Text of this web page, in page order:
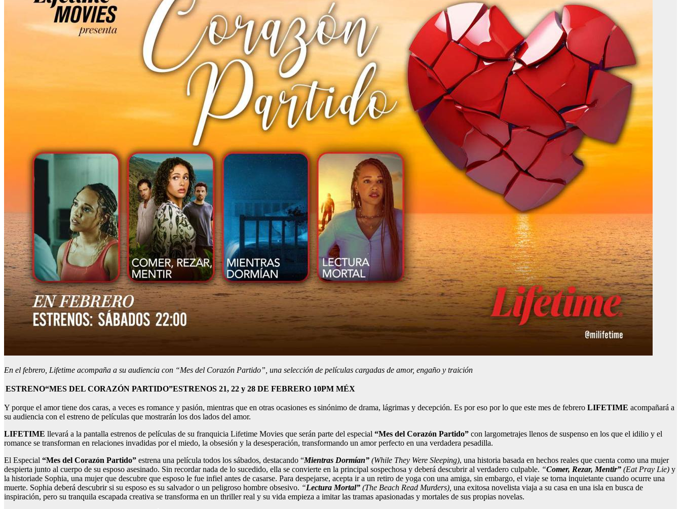
En el febrero, Lifetime acompaña a su audiencia con “Mes del Corazón Partido”, una selección de películas cargadas de amor, engaño y traición
ESTRENO“MES DEL CORAZÓN PARTIDO”ESTRENOS 21, 22 y 28 DE FEBRERO 10PM MÉX
Y porque el amor tiene dos caras, a veces es romance y pasión, mientras que en otras ocasiones es sinónimo de drama, lágrimas y decepción. Es por eso por lo que este mes de febrero LIFETIME acompañará a
su audiencia con el estreno de películas que mostrarán los dos lados del amor.
LIFETIME llevará a la pantalla estrenos de películas de su franquicia Lifetime Movies que serán parte del especial “Mes del Corazón Partido” con largometrajes llenos de suspenso en los que el idilio y el
romance se transforman en relaciones invadidas por el miedo, la obsesión y la desesperación, transformando un amor perfecto en una verdadera pesadilla.
El Especial “Mes del Corazón Partido” estrena una película todos los sábados, destacando “Mientras Dormían” (While They Were Sleeping), una historia basada en hechos reales que cuenta como una mujer
despierta junto al cuerpo de su esposo asesinado. Sin recordar nada de lo sucedido, ella se convierte en la principal sospechosa y deberá descubrir al verdadero culpable. “Comer, Rezar, Mentir” (Eat Pray Lie) y
la historiade Sophia, una mujer que descubre que esposo le fue infiel antes de casarse. Para despejarse, acepta ir a un retiro de yoga con una amiga, sin embargo, el viaje se torna inquietante cuando ocurre una
muerte. Sophia deberá descubrir si su esposo es su salvador o un peligroso hombre obsesivo. “Lectura Mortal” (The Beach Read Murders), una exitosa novelista viaja a su casa en una isla en busca de
inspiración, pero su tranquila escapada creativa se transforma en un thriller real y su vida empieza a imitar las tramas apasionadas y mortales de sus propias novelas.